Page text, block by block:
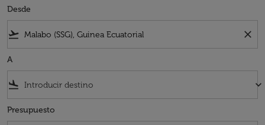
Desde
flight_takeoff close
A
flight_land keyboard_arrow_down
Presupuesto